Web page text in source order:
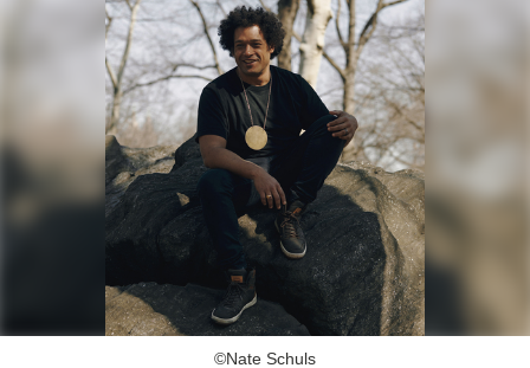
©Nate Schuls